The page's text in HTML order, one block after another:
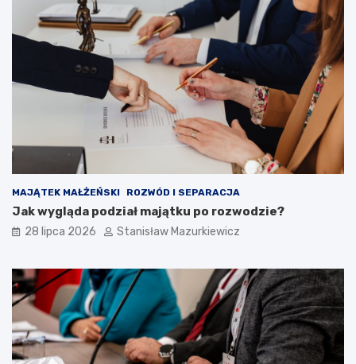
MAJĄTEK MAŁŻEŃSKI ROZWÓD I SEPARACJA
Jak wygląda podział majątku po rozwodzie?
28 lipca 2026 Stanisław Mazurkiewicz